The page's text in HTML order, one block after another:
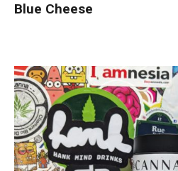
Blue Cheese